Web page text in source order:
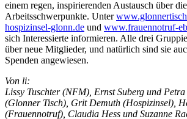
einem regen, inspirierenden Austausch über
Arbeitsschwerpunkte. Unter
hospizinsel-glonn.de und www.frauennotruf-
sich Interessierte informieren. Alle drei
über neue Mitglieder, und natürlich sind sie
Spenden angewiesen.
Von li:
Lissy Tuschter (NFM), Ernst Suberg und
(Glonner Tisch), Grit Demuth (Hospizinsel),
(Frauennotruf), Claudia Hess und Suzanne